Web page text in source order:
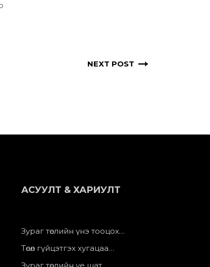
NEXT POST
АСУУЛТ & ХАРИУЛТ
Зураг төслийн үнэ тооцох…
Төсөл гүйцэтгэх хугацаа…